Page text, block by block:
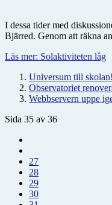
I dessa tider med
Bjärred. Genom att räkna
Läs mer: Solaktiviteten låg
Universum till skolan!
Observatoriet
Webbservern uppe
Sida 35 av 36
27
28
29
30